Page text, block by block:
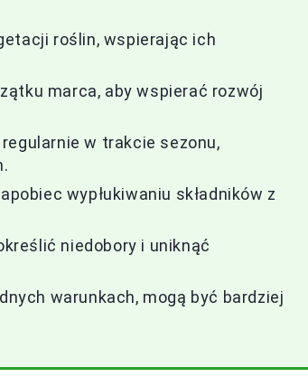
roślin, wspierając ich
marca, aby wspierać rozwój
w trakcie sezonu,
wypłukiwaniu składników z
niedobory i uniknąć
warunkach, mogą być bardziej